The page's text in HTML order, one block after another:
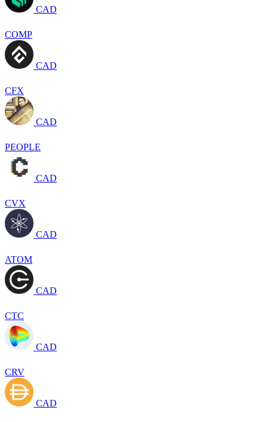
CAD
COMP
CAD
CFX
CAD
PEOPLE
CAD
CVX
CAD
ATOM
CAD
CTC
CAD
CRV
CAD